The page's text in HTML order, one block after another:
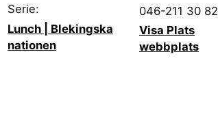
Serie:
Lunch | Blekingska
nationen
046-211 30 82
Visa Plats
webbplats